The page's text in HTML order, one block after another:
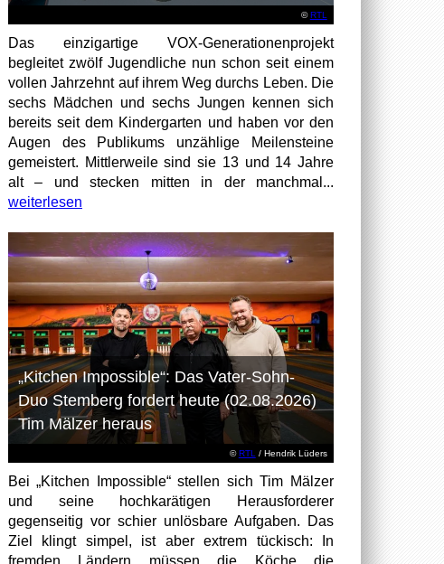
©RTL
Das einzigartige VOX-Generationenprojekt
begleitet zwölf Jugendliche nun schon seit einem
vollen Jahrzehnt auf ihrem Weg durchs Leben. Die
sechs Mädchen und sechs Jungen kennen sich
bereits seit dem Kindergarten und haben vor den
Augen des Publikums unzählige Meilensteine
gemeistert. Mittlerweile sind sie 13 und 14 Jahre
alt – und stecken mitten in der manchmal...
weiterlesen
©RTL / Hendrik Lüders
„Kitchen Impossible“: Das Vater-Sohn-
Duo Stemberg fordert heute (02.08.2026)
Tim Mälzer heraus
Bei „Kitchen Impossible“ stellen sich Tim Mälzer
und seine hochkarätigen Herausforderer
gegenseitig vor schier unlösbare Aufgaben. Das
Ziel klingt simpel, ist aber extrem tückisch: In
fremden Ländern müssen die Köche die